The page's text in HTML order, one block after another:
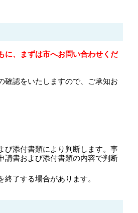
に、まずは市へお問い合わせくだ
確認をいたしますので、ご承知お
び添付書類により判断します。事
請書および添付書類の内容で判断
了する場合があります。